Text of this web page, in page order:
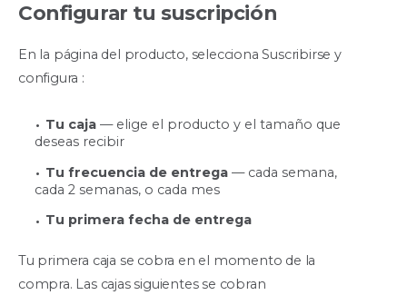
Configurar tu suscripción
En la página del producto, selecciona Suscribirse y
configura :
Tu caja — elige el producto y el tamaño que
deseas recibir
Tu frecuencia de entrega — cada semana,
cada 2 semanas, o cada mes
Tu primera fecha de entrega
Tu primera caja se cobra en el momento de la
compra. Las cajas siguientes se cobran